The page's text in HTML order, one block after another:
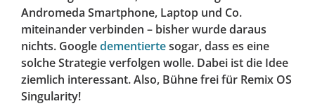
Andromeda Smartphone, Laptop und Co.
miteinander verbinden – bisher wurde daraus
nichts. Googledementiertesogar, dass es eine
solche Strategie verfolgen wolle. Dabei ist die Idee
ziemlich interessant. Also, Bühne frei für Remix OS
Singularity!